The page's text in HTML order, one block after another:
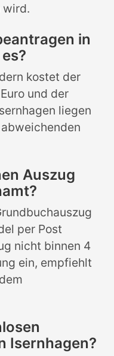
wird.
in
kostet der
und der
liegen
Auszug
per Post
nicht binnen 4
ein, empfiehlt
Isernhagen?